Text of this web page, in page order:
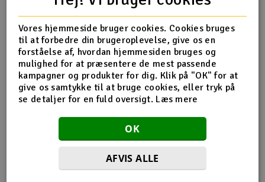
Scooter & elkøretøj
Slot racing
Smarthjem, leg og hobby
Solenergi
Værktøj, udstyr og tilbehør
Produkt information
EP 9047/228 * 119 mm 2 stk
Flere detaljer
forbundet med
E-Sky Nemo EPP RTF
Vores hjemmeside bruger cookies. Cookies bruges
til at forbedre din brugeroplevelse, give os en
forståelse af, hvordan hjemmesiden bruges og
mulighed for at præsentere de mest passende
kampagner og produkter for dig. Klik på "OK" for at
give os samtykke til at bruge cookies, eller tryk på
se detaljer for en fuld oversigt. Læs mere
OK
AFVIS ALLE